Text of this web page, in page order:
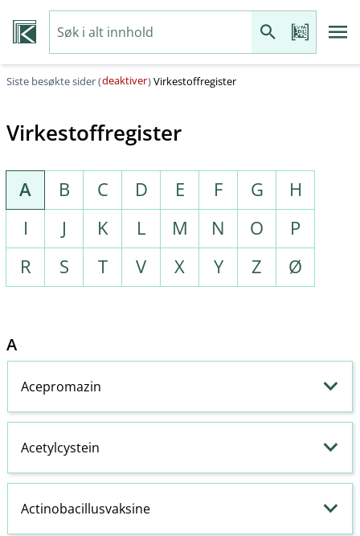
Siste besøkte sider (deaktiver)Virkestoffregister
Virkestoffregister
A B C D E F G
H
I
J K L M N O
P
R
S T V X Y Z Ø
A
Acepromazin
Acetylcystein
Actinobacillusvaksine